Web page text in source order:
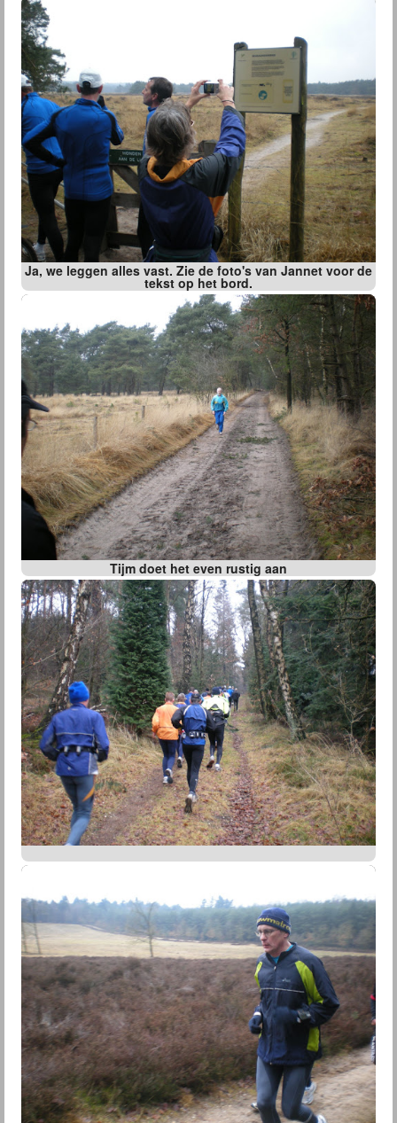
Ja, we leggen alles vast. Zie de foto's van Jannet voor de
tekst op het bord.
Tijm doet het even rustig aan